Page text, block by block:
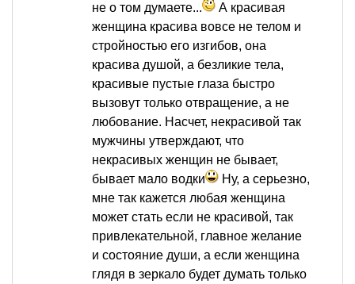
не о том думаете...
А красивая
женщина красива вовсе не телом и
стройностью его изгибов, она
красива душой, а безликие тела,
красивые пустые глаза быстро
вызовут только отвращение, а не
любование. Насчет, некрасивой так
мужчины утверждают, что
некрасивых женщин не бывает,
бывает мало водки
Ну, а серьезно,
мне так кажется любая женщина
может стать если не красивой, так
привлекательной, главное желание
и состояние души, а если женщина
глядя в зеркало будет думать только